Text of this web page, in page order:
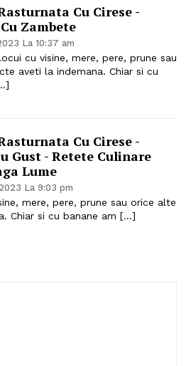
Cu Cirese -
Zambete
La 10:37 am
cu visine, mere, pere, prune sau
aveti la indemana. Chiar si cu
Cu Cirese -
Gust - Retete Culinare
Lume
La 9:03 pm
mere, pere, prune sau orice alte
Chiar si cu banane am […]